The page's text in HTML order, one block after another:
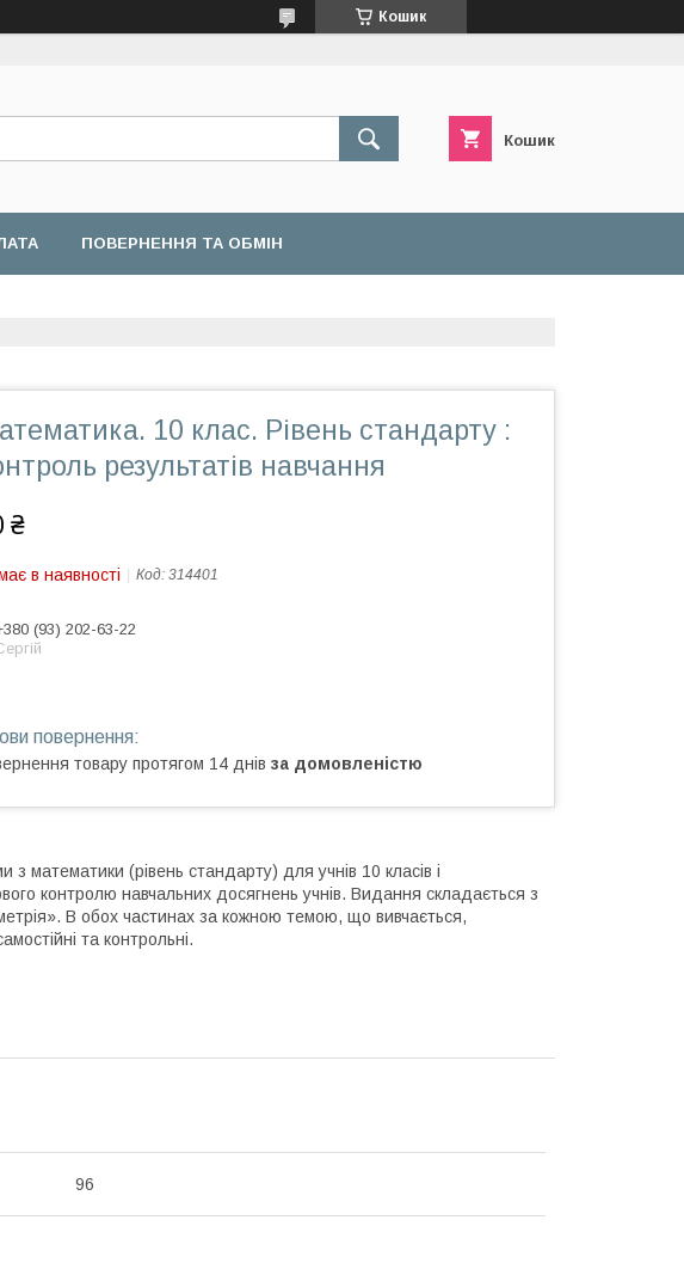
Кошик
Кошик
ПОВЕРНЕННЯ ТА ОБМІН
10 клас. Рівень стандарту :
результатів навчання
₴
в наявності Код: 314401
(93) 202-63-22
товару протягом 14 днів за домовленістю
математики (рівень стандарту) для учнів 10 класів і
контролю навчальних досягнень учнів. Видання складається з
В обох частинах за кожною темою, що вивчається,
та контрольні.
96